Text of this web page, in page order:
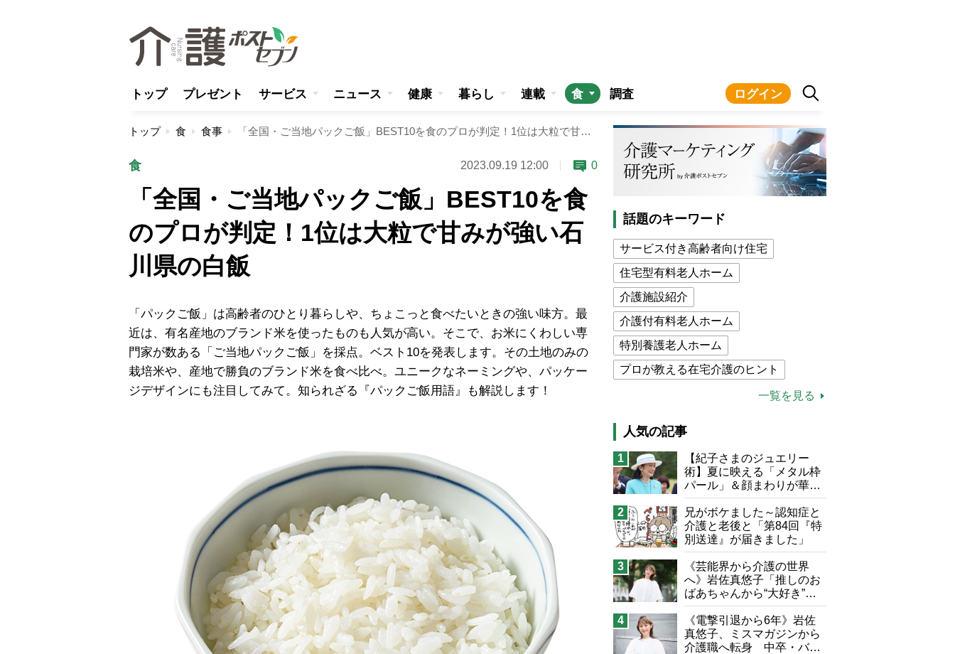
トップ プレゼント サービス ニュース 健康 暮らし 連載 食 調査 ログイン
トップ 食 食事 「全国・ご当地パックご飯」BEST10を食のプロが判定！1位は大粒で甘みが強い石川県の白飯
食 2023.09.19 12:00 0
「全国・ご当地パックご飯」BEST10を食
のプロが判定！1位は大粒で甘みが強い石
川県の白飯
「パックご飯」は高齢者のひとり暮らしや、ちょこっと食べたいときの強い味方。最
近は、有名産地のブランド米を使ったものも人気が高い。そこで、お米にくわしい専
門家が数ある「ご当地パックご飯」を採点。ベスト10を発表します。その土地のみの
栽培米や、産地で勝負のブランド米を食べ比べ。ユニークなネーミングや、パッケー
ジデザインにも注目してみて。知られざる『パックご飯用語』も解説します！
話題のキーワード
サービス付き高齢者向け住宅
住宅型有料老人ホーム
介護施設紹介
介護付有料老人ホーム
特別養護老人ホーム
プロが教える在宅介護のヒント
介護食
猫が母になつきません
息子の遠距離介護サバイバル術
兄がボケました
便利なサービス
予防法
一覧を見る
人気の記事
1
【紀子さまのジュエリー
術】夏に映える「メタル枠
パール」＆顔まわりが華や
ぐ「揺れる一粒」の使い分
け方
2
兄がボケました～認知症と
介護と老後と「第84回『特
別送達』が届きました」
3
《芸能界から介護の世界
へ》岩佐真悠子「推しのお
ばあちゃんから“大好き”を
もらえる」理不尽さも吹き
飛ぶ“やりがい”、介護の現
場は「愛おしい」
4
《電撃引退から6年》岩佐
真悠子、ミスマガジンから
介護職へ転身 中卒・バイ